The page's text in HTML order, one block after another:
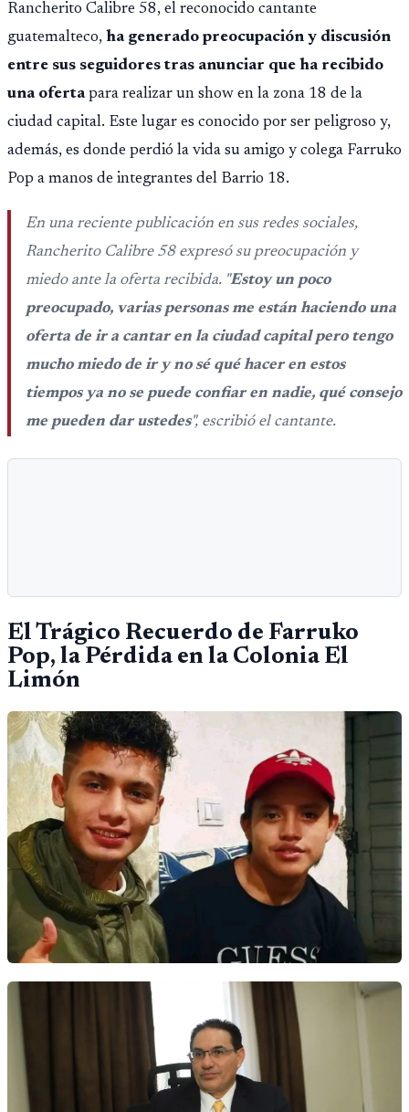
Rancherito Calibre 58, el reconocido cantante
guatemalteco, ha generado preocupación y discusión
entre sus seguidores tras anunciar que ha recibido
una ofertapara realizar un show en la zona 18 de la
ciudad capital. Este lugar es conocido por ser peligroso y,
además, es donde perdió la vida su amigo y colega Farruko
Pop a manos de integrantes del Barrio 18.
En una reciente publicación en sus redes sociales,
Rancherito Calibre 58 expresó su preocupación y
miedo ante la oferta recibida. "Estoy un poco
preocupado, varias personas me están haciendo una
oferta de ir a cantar en la ciudad capital pero tengo
mucho miedo de ir y no sé qué hacer en estos
tiempos ya no se puede confiar en nadie, qué consejo
me pueden dar ustedes", escribió el cantante.
El Trágico Recuerdo de Farruko
Pop, la Pérdida en la Colonia El
Limón